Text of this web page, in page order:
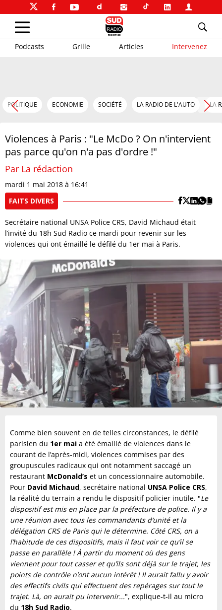
Podcasts Grille Articles Intervenez
POLITIQUE ECONOMIE SOCIÉTÉ LA RADIO DE L'AUTO LA
Violences à Paris : "Le McDo ? On n'intervient
pas parce qu'on n'a pas d'ordre !"
Par La rédaction
mardi 1 mai 2018 à 16:41
FAITS DIVERS
Secrétaire national UNSA Police CRS, David Michaud était
l’invité du 18h Sud Radio ce mardi pour revenir sur les
violences qui ont émaillé le défilé du 1er mai à Paris.
Comme bien souvent en de telles circonstances, le défilé
parisien du 1er mai a été émaillé de violences dans le
courant de l’après-midi, violences commises par des
groupuscules radicaux qui ont notamment saccagé un
restaurant McDonald’s et un concessionnaire automobile.
Pour David Michaud, secrétaire national UNSA Police CRS,
la réalité du terrain a rendu le dispositif policier inutile. "Le
dispositif est mis en place par la préfecture de police. Il y a
une réunion avec tous les commandants d’unité et la
délégation CRS de Paris qui le détermine. Côté CRS, on a
l’habitude de ces dispositifs, mais il faut voir ce qu’il se
passe en parallèle ! À partir du moment où des gens
viennent pour tout casser et qu’ils sont déjà sur le trajet, les
points de contrôle n’ont aucun intérêt ! Il aurait fallu y avoir
des effectifs civils qui effectuent des repérages sur tout le
trajet. Là, on aurait pu intervenir...", explique-t-il au micro
du 18h Sud Radio.